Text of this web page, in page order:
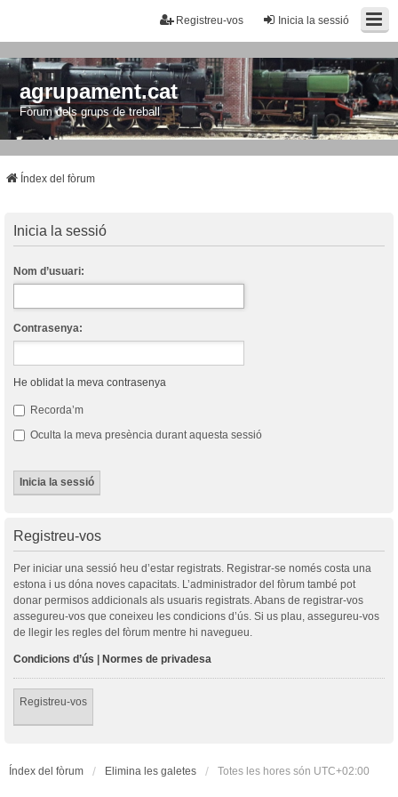
Inicia la sessió
Registreu-vos
agrupament.cat
Fòrum dels grups de treball
Índex del fòrum
Inicia la sessió
Nom d’usuari:
Contrasenya:
He oblidat la meva contrasenya
Recorda’m
Oculta la meva presència durant aquesta sessió
Registreu-vos
Per iniciar una sessió heu d’estar registrats. Registrar-se només costa una
estona i us dóna noves capacitats. L’administrador del fòrum també pot
donar permisos addicionals als usuaris registrats. Abans de registrar-vos
assegureu-vos que coneixeu les condicions d’ús. Si us plau, assegureu-vos
de llegir les regles del fòrum mentre hi navegueu.
Condicions d’ús | Normes de privadesa
Registreu-vos
Índex del fòrum Elimina les galetes Totes les hores són UTC+02:00